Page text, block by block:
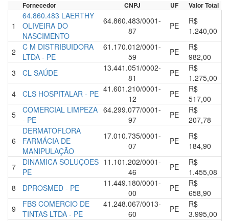
Fornecedor CNPJ UF Valor Total
1
64.860.483 LAERTHY
OLIVEIRA DO
NASCIMENTO
64.860.483/0001-
87
PE
R$
1.240,00
2
C M DISTRIBUIDORA
LTDA - PE
61.170.012/0001-
59
PE
R$
982,00
3
CL SAÚDE
13.441.051/0002-
81
PE
R$
1.275,00
4
CLS HOSPITALAR - PE 41.601.210/0001-
12
PE
R$
517,00
5
COMERCIAL LIMPEZA
- PE
64.299.077/0001-
97
PE
R$
207,78
6
DERMATOFLORA
FARMÁCIA DE
MANIPULAÇÃO
17.010.735/0001-
07
PE
R$
184,90
7
DINAMICA SOLUÇOES
PE
11.101.202/0001-
46
PE
R$
1.455,08
8
DPROSMED - PE
11.449.180/0001-
00
PE
R$
658,90
9
FBS COMERCIO DE
TINTAS LTDA - PE
41.248.067/0013-
60
PE
R$
3.995,00